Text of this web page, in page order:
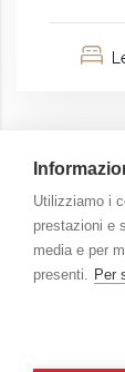
Utilizziamo i
prestazioni e
media e per
presenti. Per